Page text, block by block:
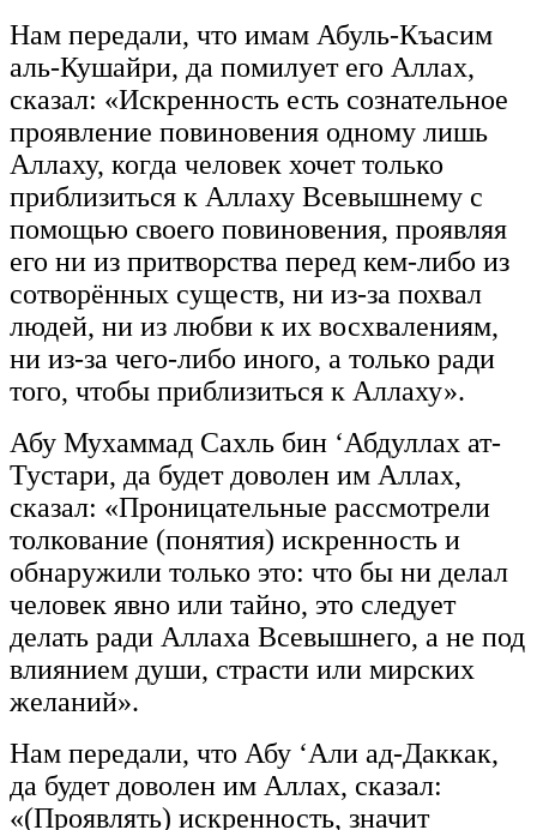
Нам передали, что имам Абуль-Къасим
аль-Кушайри, да помилует его Аллах,
сказал: «Искренность есть сознательное
проявление повиновения одному лишь
Аллаху, когда человек хочет только
приблизиться к Аллаху Всевышнему с
помощью своего повиновения, проявляя
его ни из притворства перед кем-либо из
сотворённых существ, ни из-за похвал
людей, ни из любви к их восхвалениям,
ни из-за чего-либо иного, а только ради
того, чтобы приблизиться к Аллаху».
Абу Мухаммад Сахль бин ‘Абдуллах ат-
Тустари, да будет доволен им Аллах,
сказал: «Проницательные рассмотрели
толкование (понятия) искренность и
обнаружили только это: что бы ни делал
человек явно или тайно, это следует
делать ради Аллаха Всевышнего, а не под
влиянием души, страсти или мирских
желаний».
Нам передали, что Абу ‘Али ад-Даккак,
да будет доволен им Аллах, сказал:
«(Проявлять) искренность, значит